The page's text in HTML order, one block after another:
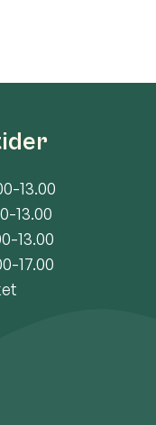
13.00
13.00
13.00
17.00